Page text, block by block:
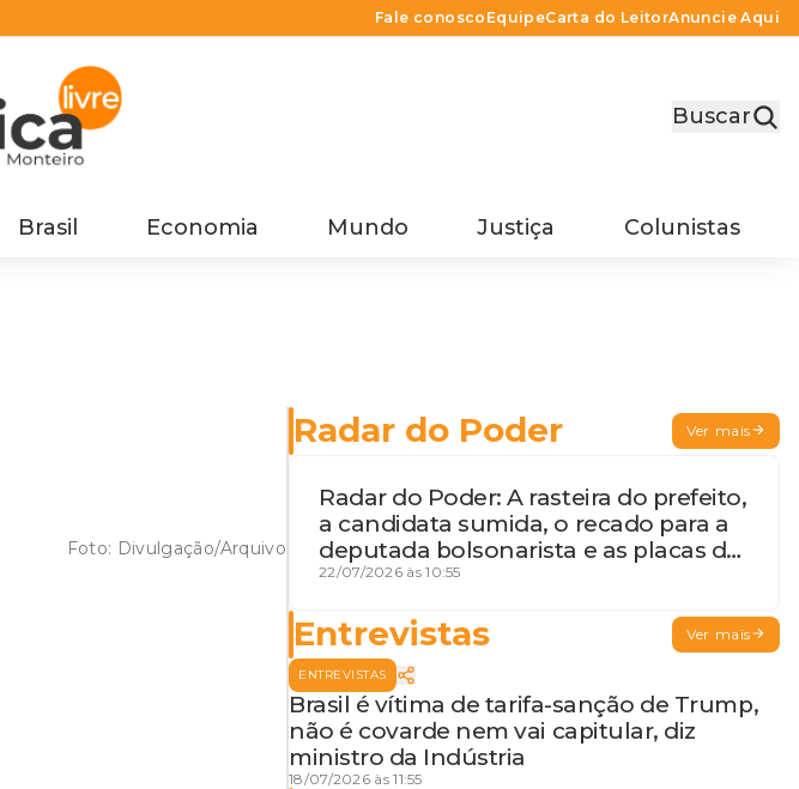
Fale conosco EquipeCarta do LeitorAnuncie Aqui
Buscar
Brasil Economia Mundo Justiça Colunistas
Foto: Divulgação/Arquivo
Radar do Poder Ver mais
Radar do Poder: A rasteira do prefeito,
a candidata sumida, o recado para a
deputada bolsonarista e as placas da
discórdia
22/07/2026 às 10:55
Entrevistas Ver mais
ENTREVISTAS
Brasil é vítima de tarifa-sanção de Trump,
não é covarde nem vai capitular, diz
ministro da Indústria
18/07/2026 às 11:55